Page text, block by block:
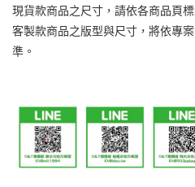
現貨款商品之尺寸，請依各商品頁
客製款商品之版型與尺寸，將依專
準。